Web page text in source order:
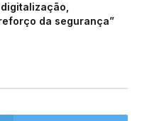
da segurança”